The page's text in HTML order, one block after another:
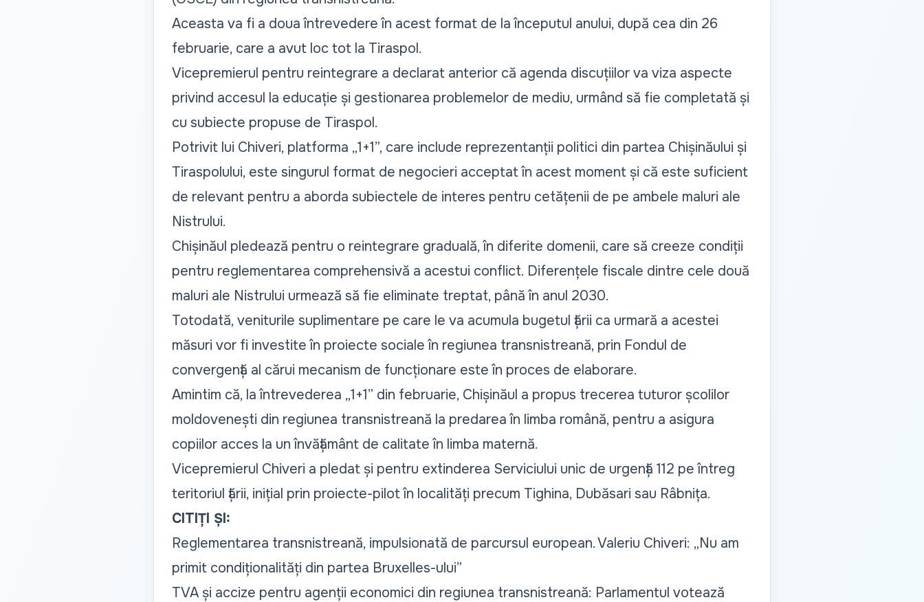
Aceasta va fi a doua întrevedere în acest format de la începutul anului, după cea din 26
februarie, care a avut loc tot la Tiraspol.
Vicepremierul pentru reintegrare a declarat anterior că agenda discuțiilor va viza aspecte
privind accesul la educație și gestionarea problemelor de mediu, urmând să fie completată și
cu subiecte propuse de Tiraspol.
Potrivit lui Chiveri, platforma „1+1”, care include reprezentanții politici din partea Chișinăului și
Tiraspolului, este singurul format de negocieri acceptat în acest moment și că este suficient
de relevant pentru a aborda subiectele de interes pentru cetățenii de pe ambele maluri ale
Nistrului.
Chișinăul pledează pentru o reintegrare graduală, în diferite domenii, care să creeze condiții
pentru reglementarea comprehensivă a acestui conflict. Diferențele fiscale dintre cele două
maluri ale Nistrului urmează să fie eliminate treptat, până în anul 2030.
Totodată, veniturile suplimentare pe care le va acumula bugetul țării ca urmară a acestei
măsuri vor fi investite în proiecte sociale în regiunea transnistreană, prin Fondul de
convergență al cărui mecanism de funcționare este în proces de elaborare.
Amintim că, la întrevederea „1+1” din februarie, Chișinăul a propus trecerea tuturor școlilor
moldovenești din regiunea transnistreană la predarea în limba română, pentru a asigura
copiilor acces la un învățământ de calitate în limba maternă.
Vicepremierul Chiveri a pledat și pentru extinderea Serviciului unic de urgență 112 pe întreg
teritoriul țării, inițial prin proiecte-pilot în localități precum Tighina, Dubăsari sau Râbnița.
CITIȚI ȘI:
Reglementarea transnistreană, impulsionată de parcursul european. Valeriu Chiveri: „Nu am
primit condiționalități din partea Bruxelles-ului”
TVA și accize pentru agenții economici din regiunea transnistreană: Parlamentul votează